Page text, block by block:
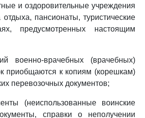
и оздоровительные учреждения
пансионаты, туристические
предусмотренных настоящим
военно-врачебных (врачебных)
приобщаются к копиям (корешкам)
перевозочных документов;
(неиспользованные воинские
справки о неполучении